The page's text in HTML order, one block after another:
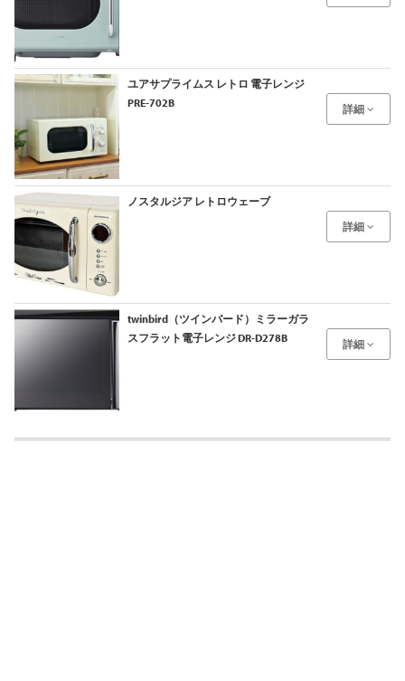
ユアサプライムス レトロ 電子レンジ
PRE-702B
詳細
ノスタルジア レトロウェーブ
詳細
twinbird（ツインバード）ミラーガラ
スフラット電子レンジ DR-D278B
詳細